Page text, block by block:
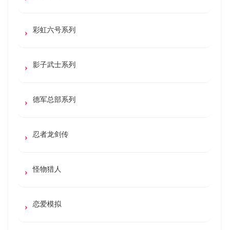
彩虹六号系列
影子武士系列
德军总部系列
忍者龙剑传
怪物猎人
恋爱模拟